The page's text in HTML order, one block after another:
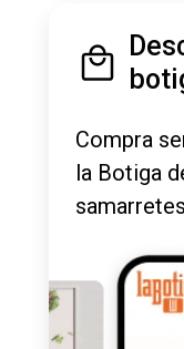
Compra
la Botiga